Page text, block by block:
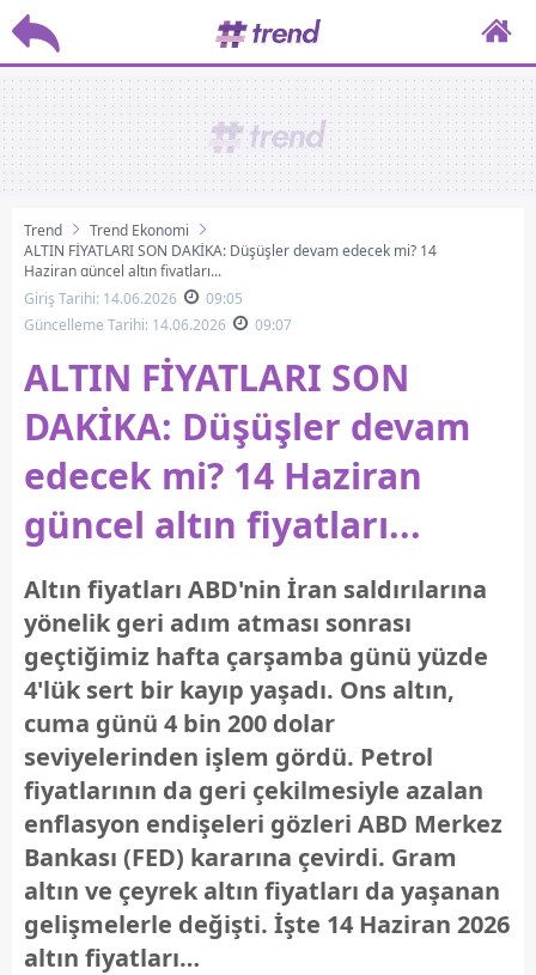
Trend
Trend Ekonomi
ALTIN FİYATLARI SON DAKİKA: Düşüşler devam edecek mi? 14
Haziran güncel altın fiyatları...
Giriş Tarihi: 14.06.2026
09:05
Güncelleme Tarihi: 14.06.2026
09:07
ALTIN FİYATLARI SON
DAKİKA: Düşüşler devam
edecek mi? 14 Haziran
güncel altın fiyatları...
Altın fiyatları ABD'nin İran saldırılarına
yönelik geri adım atması sonrası
geçtiğimiz hafta çarşamba günü yüzde
4'lük sert bir kayıp yaşadı. Ons altın,
cuma günü 4 bin 200 dolar
seviyelerinden işlem gördü. Petrol
fiyatlarının da geri çekilmesiyle azalan
enflasyon endişeleri gözleri ABD Merkez
Bankası (FED) kararına çevirdi. Gram
altın ve çeyrek altın fiyatları da yaşanan
gelişmelerle değişti. İşte 14 Haziran 2026
altın fiyatları…